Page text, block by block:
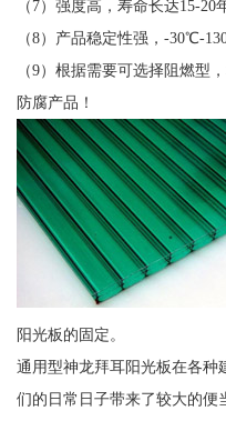
（7）强度高，寿命长达15-20
（8）产品稳定性强，-30℃-
（9）根据需要可选择阻燃型
防腐产品！
阳光板的固定。
通用型神龙拜耳阳光板在各种
们的日常日子带来了较大的便